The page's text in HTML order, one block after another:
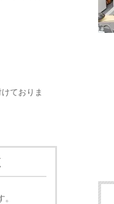
ておりま